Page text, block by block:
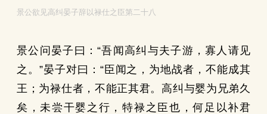
景公欲见高纠晏子辞以禄仕之臣第二十八
景公问晏子曰：“吾闻高纠与夫子游，寡人请见
之。”晏子对曰：“臣闻之，为地战者，不能成其
王；为禄仕者，不能正其君。高纠与婴为兄弟久
矣，未尝干婴之行，特禄之臣也，何足以补君